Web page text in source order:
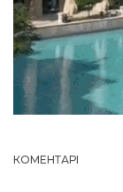
КОМЕНТАРІ